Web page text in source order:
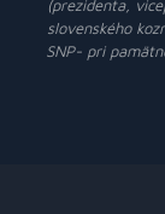
(prezidenta,
slovenského
SNP- pri